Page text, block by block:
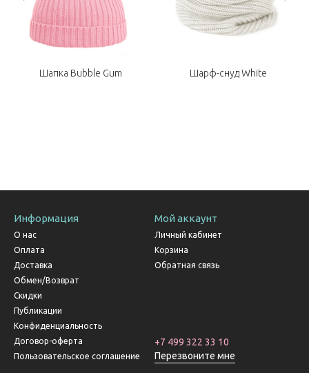
Шапка Bubble Gum Шарф-снуд White
Информация
О нас
Оплата
Доставка
Обмен/Возврат
Скидки
Публикации
Конфиденциальность
Договор-оферта
Пользовательское соглашение
Мой аккаунт
Личный кабинет
Корзина
Обратная связь
+7 499 322 33 10
Перезвоните мне